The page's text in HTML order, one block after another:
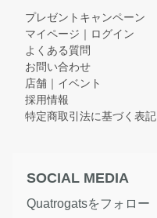
プレゼントキャンペーン
マイページ｜ログイン
よくある質問
お問い合わせ
店舗｜イベント
採用情報
特定商取引法に基づく表記
SOCIAL MEDIA
Quatrogatsをフォロー